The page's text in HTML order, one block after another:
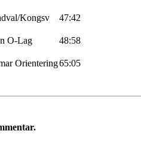
Kongsv 47:42
O-Lag 48:58
Orientering65:05